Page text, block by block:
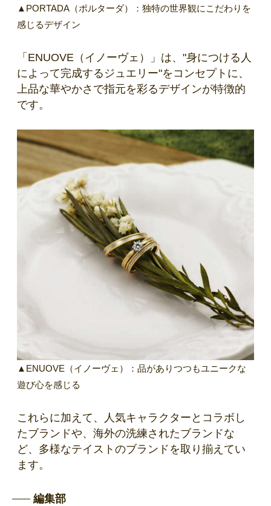
▲PORTADA（ポルターダ）：独特の世界観にこだわりを
感じるデザイン
「ENUOVE（イノーヴェ）」は、"身につける人
によって完成するジュエリー"をコンセプトに、
上品な華やかさで指元を彩るデザインが特徴的
です。
▲ENUOVE（イノーヴェ）：品がありつつもユニークな
遊び心を感じる
これらに加えて、人気キャラクターとコラボし
たブランドや、海外の洗練されたブランドな
ど、多様なテイストのブランドを取り揃えてい
ます。
編集部